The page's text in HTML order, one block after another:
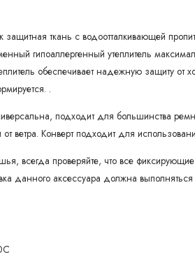
защитная ткань с водоотталкивающей
гипоаллергенный утеплитель
обеспечивает надежную защиту от
.
подходит для большинства
ветра. Конверт подходит для
всегда проверяйте, что все
данного аксессуара должна